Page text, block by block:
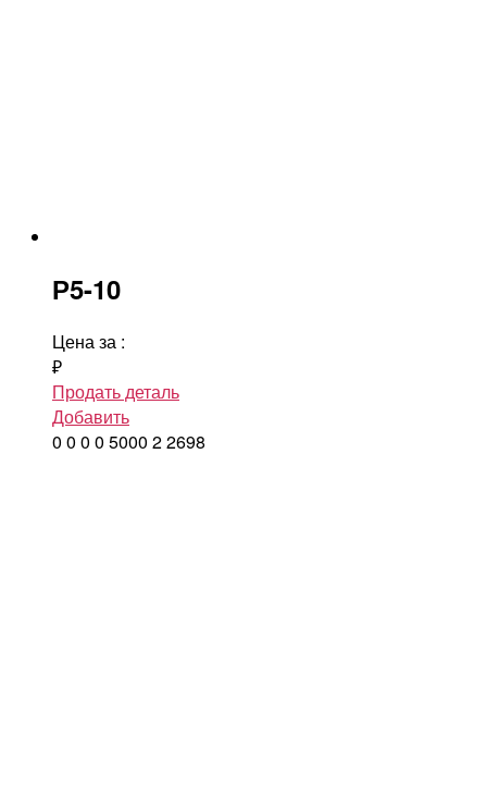
Р5-10
Цена за :
₽
Продать деталь
Добавить
0 0 0 0 5000 22698